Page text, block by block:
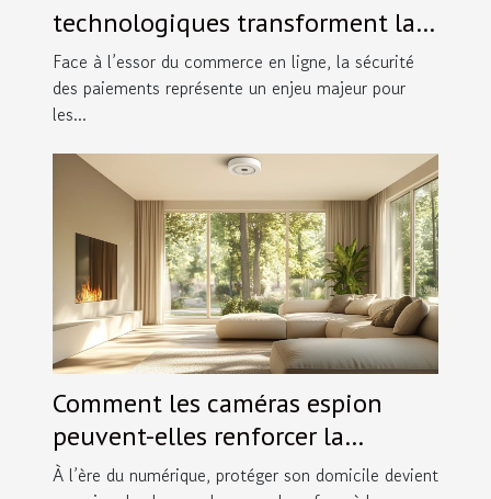
technologiques transforment la
sécurité des paiements en ligne ?
Face à l’essor du commerce en ligne, la sécurité
des paiements représente un enjeu majeur pour
les...
Comment les caméras espion
peuvent-elles renforcer la
sécurité domestique ?
À l’ère du numérique, protéger son domicile devient